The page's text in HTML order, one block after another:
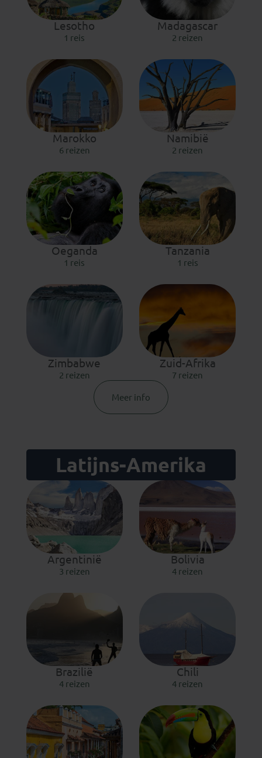
Lesotho
1 reis
Madagascar
2 reizen
Marokko
6 reizen
Namibië
2 reizen
Oeganda
1 reis
Tanzania
1 reis
Zimbabwe
2 reizen
Zuid-Afrika
7 reizen
Meer info
Latijns-Amerika
Argentinië
3 reizen
Bolivia
4 reizen
Brazilië
4 reizen
Chili
4 reizen